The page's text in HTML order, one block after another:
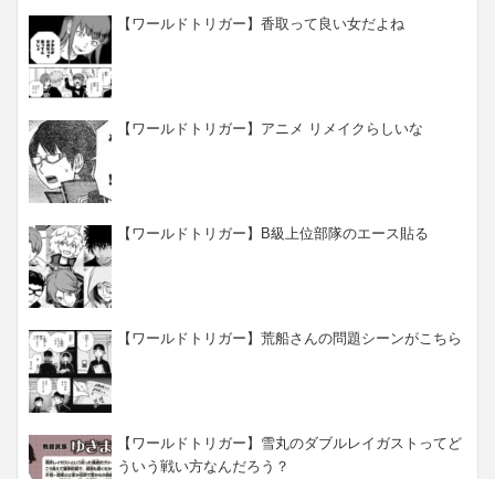
【ワールドトリガー】香取って良い女だよね
【ワールドトリガー】アニメ リメイクらしいな
【ワールドトリガー】B級上位部隊のエース貼る
【ワールドトリガー】荒船さんの問題シーンがこちら
【ワールドトリガー】雪丸のダブルレイガストってど
ういう戦い方なんだろう？